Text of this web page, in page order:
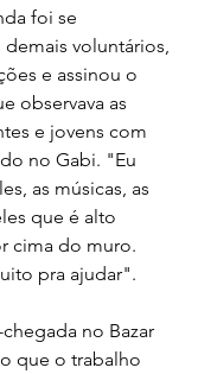
foi se
voluntários,
e assinou o
observava as
e jovens com
no Gabi. "Eu
as músicas, as
que é alto
cima do muro.
pra ajudar".
no Bazar
que o trabalho